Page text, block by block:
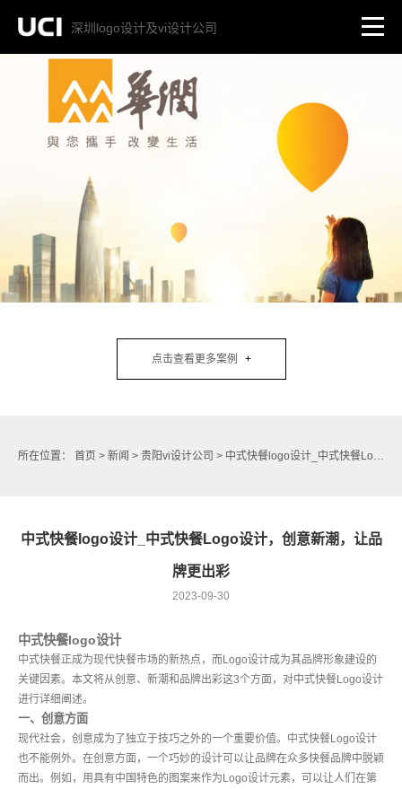
深圳logo设计及vi设计公司
点击查看更多案例
所在位置： 首页 > 新闻 > 贵阳vi设计公司 > 中式快餐logo设计_中式快餐Logo设计，创意新潮，让品牌更出彩
中式快餐logo设计_中式快餐Logo设计，创意新潮，让品
牌更出彩
2023-09-30
中式快餐logo设计
中式快餐正成为现代快餐市场的新热点，而Logo设计成为其品牌形象建设的
关键因素。本文将从创意、新潮和品牌出彩这3个方面，对中式快餐Logo设计
进行详细阐述。
一、创意方面
现代社会，创意成为了独立于技巧之外的一个重要价值。中式快餐Logo设计
也不能例外。在创意方面，一个巧妙的设计可以让品牌在众多快餐品牌中脱颖
而出。例如，用具有中国特色的图案来作为Logo设计元素，可以让人们在第